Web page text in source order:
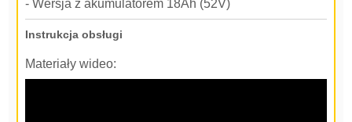
- Wersja z akumulatorem 18Ah (52V)
Instrukcja obsługi
Materiały wideo: